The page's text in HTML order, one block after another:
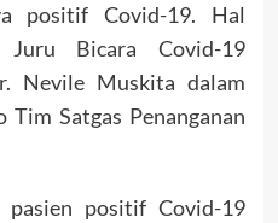
positif Covid-19. Hal
Juru Bicara Covid-19
Nevile Muskita dalam
Tim Satgas Penanganan
pasien positif Covid-19